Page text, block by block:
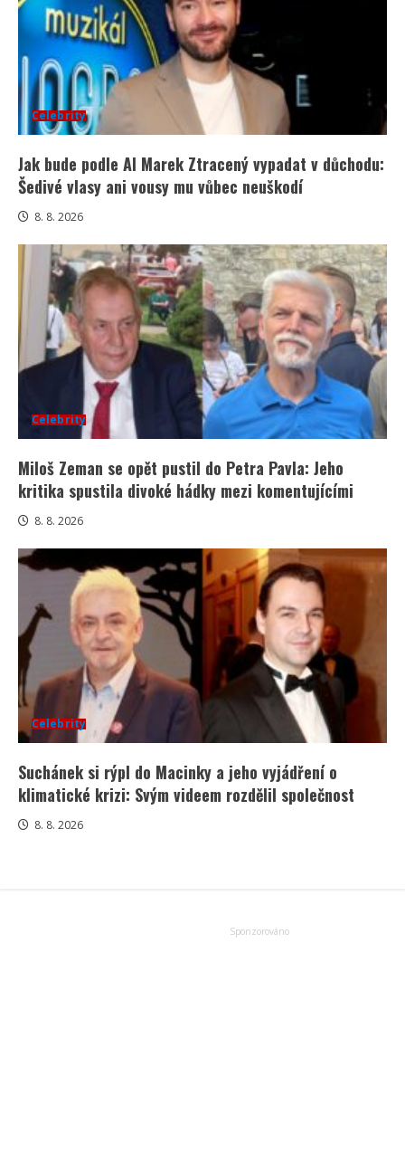
Celebrity
Jak bude podle AI Marek Ztracený vypadat v důchodu:
Šedivé vlasy ani vousy mu vůbec neuškodí
8. 8. 2026
Celebrity
Miloš Zeman se opět pustil do Petra Pavla: Jeho
kritika spustila divoké hádky mezi komentujícími
8. 8. 2026
Celebrity
Suchánek si rýpl do Macinky a jeho vyjádření o
klimatické krizi: Svým videem rozdělil společnost
8. 8. 2026